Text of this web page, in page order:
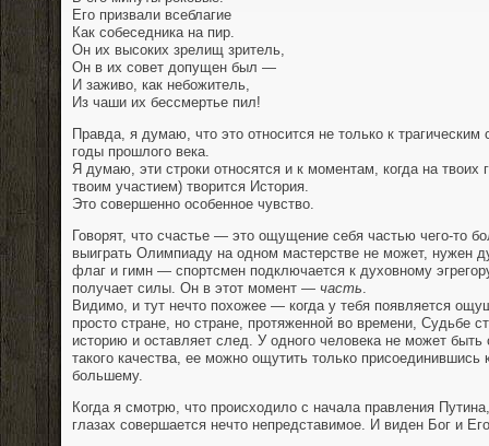
Его призвали всеблагие
Как собеседника на пир.
Он их высоких зрелищ зритель,
Он в их совет допущен был —
И заживо, как небожитель,
Из чаши их бессмертье пил!
Правда, я думаю, что это относится не только к
годы прошлого века.
Я думаю, эти строки относятся и к моментам, когда на твоих
твоим участием) творится История.
Это совершенно особенное чувство.
Говорят, что счастье — это ощущение себя частью чего-то
выиграть Олимпиаду на одном мастерстве не может, нужен
флаг и гимн — спортсмен подключается к духовному
получает силы. Он в этот момент — часть
Видимо, и тут нечто похожее — когда у тебя появляется
просто стране, но стране, протяженной во времени, Судьбе
историю и оставляет след. У одного человека не может быть
такого качества, ее можно ощутить только присоединившись
большему.
Когда я смотрю, что происходило с начала правления
глазах совершается нечто непредставимое. И виден Бог и